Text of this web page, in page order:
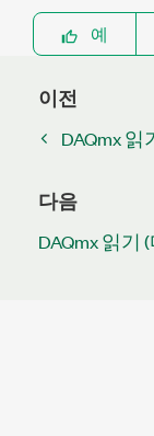
예
이전
DAQmx 읽
다음
DAQmx 읽기